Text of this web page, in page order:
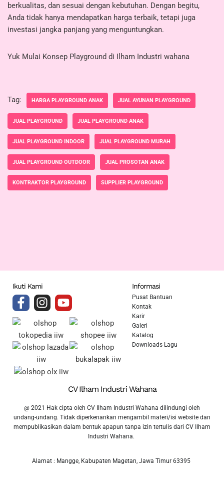
berkualitas, dan sesuai dengan kebutuhan. Dengan begitu,
Anda tidak hanya mendapatkan harga terbaik, tetapi juga
investasi jangka panjang yang menguntungkan.
Yuk Mulai Konsep Playground di Ilham Industri wahana
Tag: HARGA PLAYGROUND ANAK JUAL AYUNAN PLAYGROUND
JUAL PLAYGROUND JUAL PLAYGROUND ANAK
JUAL PLAYGROUND INDOOR JUAL PLAYGROUND MURAH
JUAL PLAYGROUND OUTDOOR JUAL PROSOTAN ANAK
KONTRAKTOR PLAYGROUND SUPPLIER PLAYGROUND
CV Ilham Industri Wahana
@ 2021 Hak cipta oleh CV Ilham Industri Wahana dilindungi oleh
undang-undang. Tidak diperkenankan mengambil materi/isi website dan
mempublikasikan dalam bentuk apapun tanpa izin tertulis dari CV Ilham
Industri Wahana.
Alamat : Mangge, Kabupaten Magetan, Jawa Timur 63395
Informasi
Pusat Bantuan
Kontak
Karir
Galeri
Katalog
Downloads Lagu
Ikuti Kami